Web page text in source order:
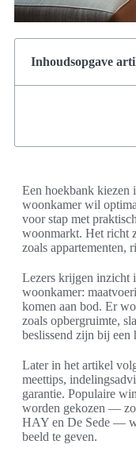
Inhoudsopgave
Een hoekbank kiezen
woonkamer wil
voor stap met
woonmarkt. Het richt
zoals appartementen,
Lezers krijgen inzicht
woonkamer:
komen aan bod. Er
zoals opbergruimte,
beslissend zijn bij een
Later in het artikel
meettips,
garantie. Populaire
worden gekozen —
HAY en De Sede —
beeld te geven.